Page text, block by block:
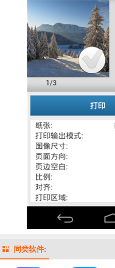
同类软件: